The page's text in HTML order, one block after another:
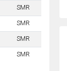
SMR
SMR
SMR
SMR